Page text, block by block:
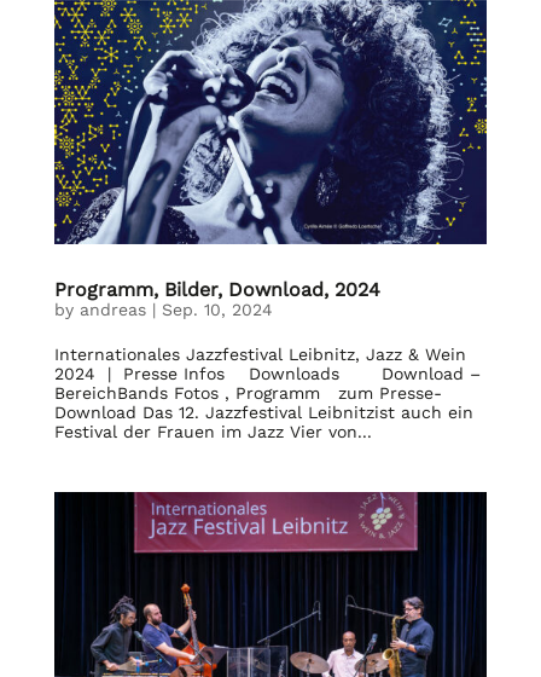
Programm, Bilder, Download, 2024
by andreas| Sep. 10, 2024
Internationales Jazzfestival Leibnitz, Jazz & Wein
2024 | Presse Infos Downloads Download –
BereichBands Fotos , Programm zum Presse-
Download Das 12. Jazzfestival Leibnitzist auch ein
Festival der Frauen im Jazz Vier von...